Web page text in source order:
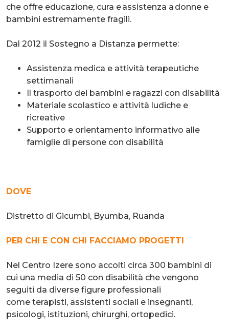
che offre educazione, cura e assistenza a donne e
bambini estremamente fragili.
Dal 2012 il Sostegno a Distanza permette:
Assistenza medica e attività terapeutiche
settimanali
Il trasporto dei bambini e ragazzi con disabilità
Materiale scolastico e attività ludiche e
ricreative
Supporto e orientamento informativo alle
famiglie di persone con disabilità
DOVE
Distretto di Gicumbi, Byumba, Ruanda
PER CHI E CON CHI FACCIAMO PROGETTI
Nel Centro Izere sono accolti circa 300 bambini di
cui una media di 50 con disabilità che vengono
seguiti da diverse figure professionali
come terapisti, assistenti sociali e insegnanti,
psicologi, istituzioni, chirurghi, ortopedici.